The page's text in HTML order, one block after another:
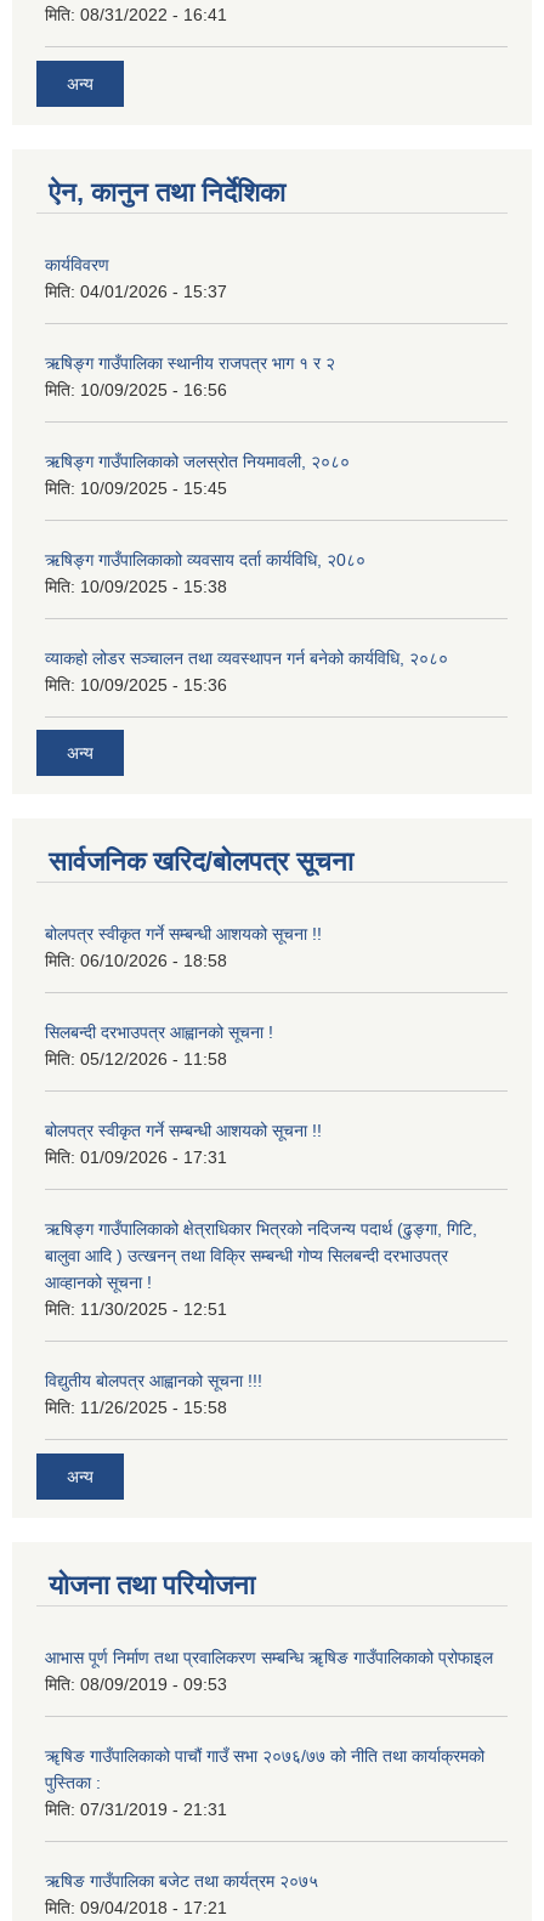
मिति: 08/31/2022 - 16:41
अन्य
ऐन, कानुन तथा निर्देशिका
कार्यविवरण
मिति: 04/01/2026 - 15:37
ऋषिङ्ग गाउँपालिका स्थानीय राजपत्र भाग १ र २
मिति: 10/09/2025 - 16:56
ऋषिङ्ग गाउँपालिकाको जलस्रोत नियमावली, २०८०
मिति: 10/09/2025 - 15:45
ऋषिङ्ग गाउँपालिकाकाो व्यवसाय दर्ता कार्यविधि, २0८०
मिति: 10/09/2025 - 15:38
व्याकहो लोडर सञ्चालन तथा व्यवस्थापन गर्न बनेको कार्यविधि, २०८०
मिति: 10/09/2025 - 15:36
अन्य
सार्वजनिक खरिद/बोलपत्र सूचना
बोलपत्र स्वीकृत गर्ने सम्बन्धी आशयको सूचना !!
मिति: 06/10/2026 - 18:58
सिलबन्दी दरभाउपत्र आह्वानको सूचना !
मिति: 05/12/2026 - 11:58
बोलपत्र स्वीकृत गर्ने सम्बन्धी आशयको सूचना !!
मिति: 01/09/2026 - 17:31
ऋषिङ्ग गाउँपालिकाको क्षेत्राधिकार भित्रको नदिजन्य पदार्थ (ढुङ्गा, गिटि,
बालुवा आदि ) उत्खनन् तथा विक्रि सम्बन्धी गोप्य सिलबन्दी दरभाउपत्र
आव्हानको सूचना !
मिति: 11/30/2025 - 12:51
विद्युतीय बोलपत्र आह्वानको सूचना !!!
मिति: 11/26/2025 - 15:58
अन्य
योजना तथा परियोजना
आभास पूर्ण निर्माण तथा प्रवालिकरण सम्बन्धि ॠषिङ गाउँपालिकाको प्रोफाइल
मिति: 08/09/2019 - 09:53
ॠषिङ गाउँपालिकाको पाचौं गाउँ सभा २०७६/७७ को नीति तथा कार्याक्रमको
पुस्तिका :
मिति: 07/31/2019 - 21:31
ऋषिङ गाउँपालिका बजेट तथा कार्यत्रम २०७५
मिति: 09/04/2018 - 17:21